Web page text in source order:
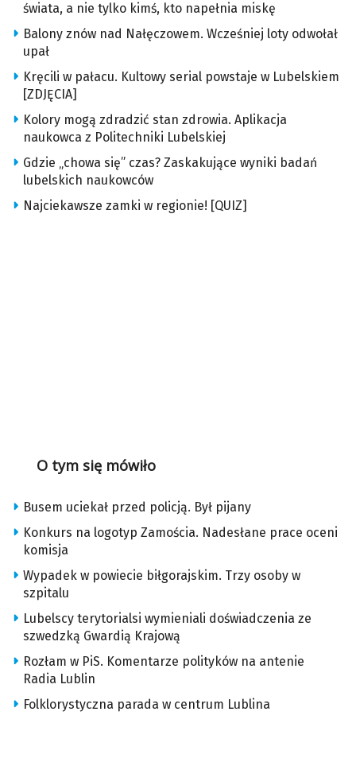
świata, a nie tylko kimś, kto napełnia miskę
Balony znów nad Nałęczowem. Wcześniej loty odwołał
upał
Kręcili w pałacu. Kultowy serial powstaje w Lubelskiem
[ZDJĘCIA]
Kolory mogą zdradzić stan zdrowia. Aplikacja
naukowca z Politechniki Lubelskiej
Gdzie „chowa się” czas? Zaskakujące wyniki badań
lubelskich naukowców
Najciekawsze zamki w regionie! [QUIZ]
O tym się mówiło
Busem uciekał przed policją. Był pijany
Konkurs na logotyp Zamościa. Nadesłane prace oceni
komisja
Wypadek w powiecie biłgorajskim. Trzy osoby w
szpitalu
Lubelscy terytorialsi wymieniali doświadczenia ze
szwedzką Gwardią Krajową
Rozłam w PiS. Komentarze polityków na antenie
Radia Lublin
Folklorystyczna parada w centrum Lublina